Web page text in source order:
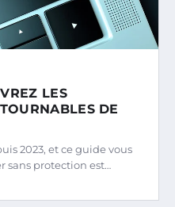
LES
DE
2023, et ce guide vous
sans protection est…